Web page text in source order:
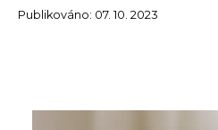
Publikováno: 07. 10. 2023